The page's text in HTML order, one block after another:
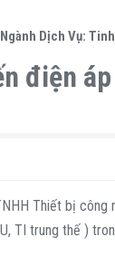
Ngành Dịch Vụ:
điện
Thiết bị công
TI trung thế )